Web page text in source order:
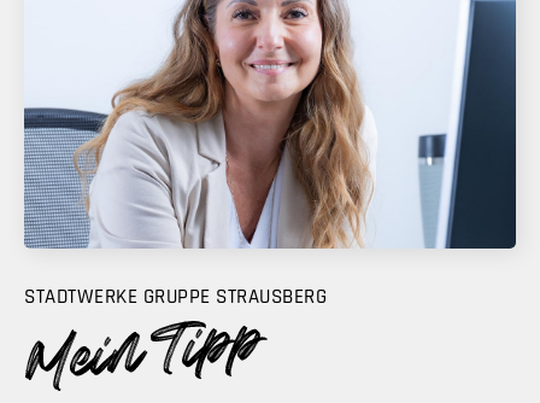
STADTWERKE GRUPPE STRAUSBERG